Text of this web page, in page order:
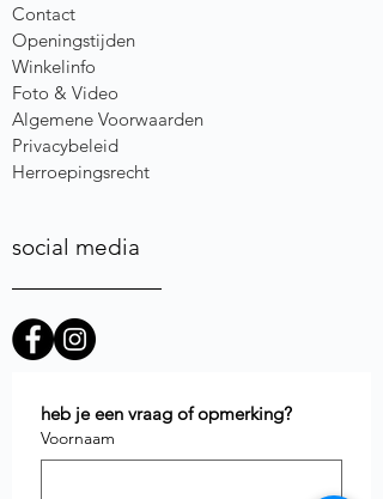
Contact
Openingstijden
Winkelinfo
Foto & Video
Algemene Voorwaarden
Privacybeleid
Herroepingsrecht
social media
heb je een vraag of opmerking?
Voornaam